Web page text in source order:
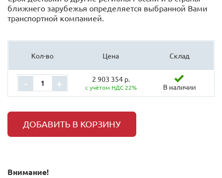
ближнего зарубежья определяется выбранной Вами
транспортной компанией.
Кол-во Цена Склад
- + 2 903 354 р.
с учётом НДС 22% В наличии
ДОБАВИТЬ В КОРЗИНУ
Внимание!